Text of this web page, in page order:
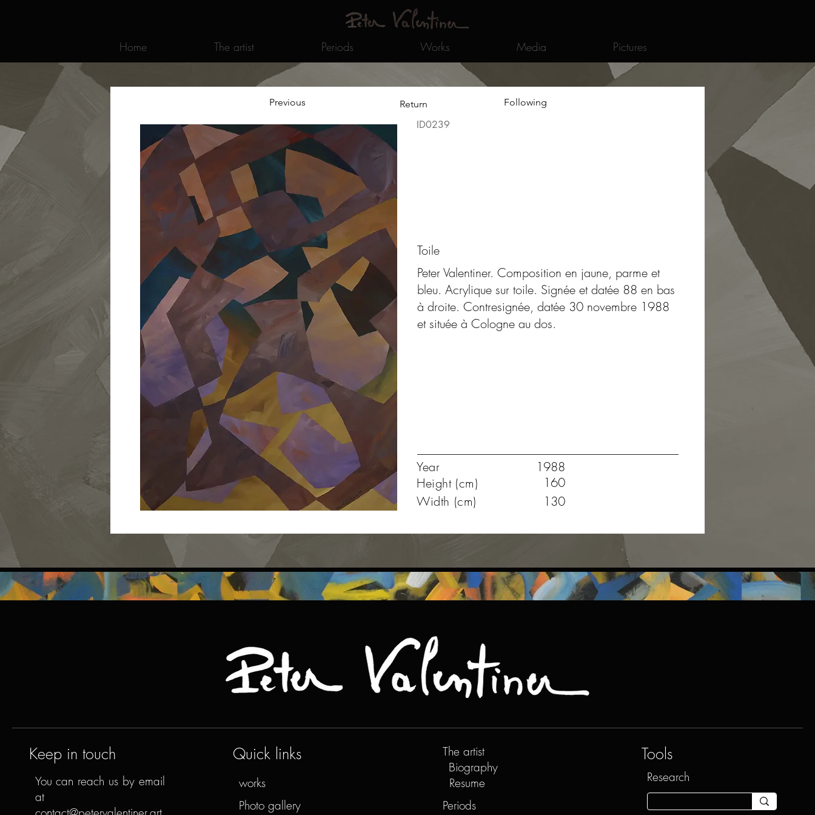
Home The artist Periods Works Media Pictures
Previous Return Following
ID0239
Toile
Peter Valentiner. Composition en jaune, parme et
bleu. Acrylique sur toile. Signée et datée 88 en bas
à droite. Contresignée, datée 30 novembre 1988
et située à Cologne au dos.
Year
1988
Height (cm)
160
Width (cm)
130
Keep in touch
You can reach us by email
at
Quick links
works
Photo gallery
The artist
Biography
Resume
Periods
Tools
Research